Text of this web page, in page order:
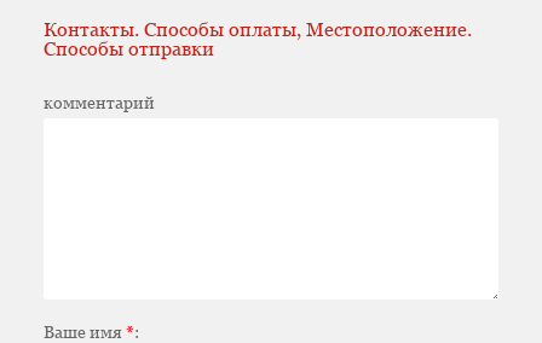
Контакты. Способы оплаты, Местоположение.
Способы отправки
комментарий
Ваше имя*: